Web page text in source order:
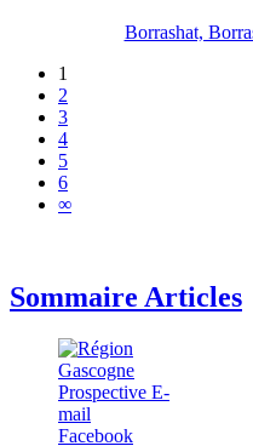
Borrashat,
1
2
3
4
5
6
∞
Sommaire Articles